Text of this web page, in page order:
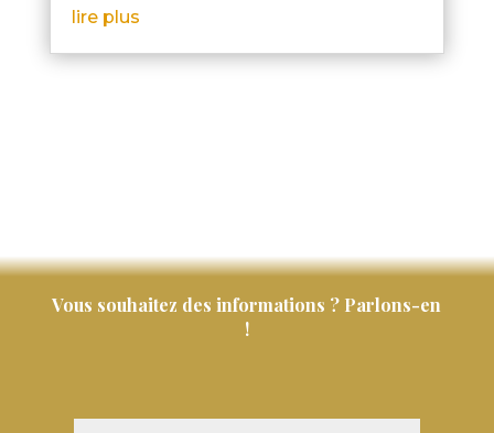
lire plus
Vous souhaitez des informations ? Parlons-en
!